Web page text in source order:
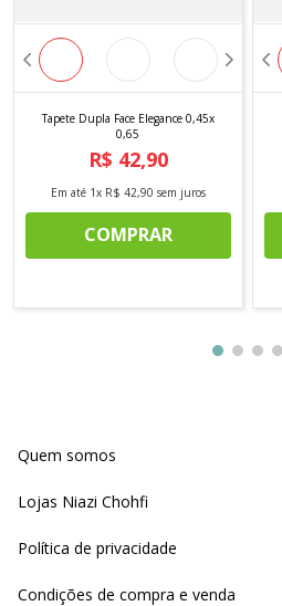
Tapete Dupla Face Elegance 0,45x
0,65
R$ 42,90
Em até 1x R$ 42,90 sem juros
COMPRAR
Quem somos
Lojas Niazi Chohfi
Política de privacidade
Condições de compra e venda